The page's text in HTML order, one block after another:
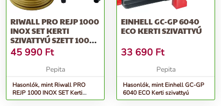
RIWALL PRO REJP 1000
INOX SET KERTI
SZIVATTYÚ SZETT 1000
W
45 990 Ft
Pepita
Hasonlók, mint Riwall PRO
REJP 1000 INOX SET Kerti
szivattyú szett 1000 W
EINHELL GC-GP 6040
ECO KERTI SZIVATTYÚ
33 690 Ft
Pepita
Hasonlók, mint Einhell GC-GP
6040 ECO Kerti szivattyú